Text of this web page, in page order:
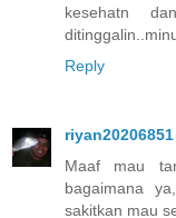
kesehatn
Reply
riyan20206851
Maaf mau
bagaimana
sakitkan mau